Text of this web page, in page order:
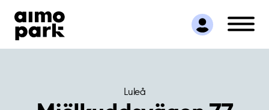
Hitta parkering
Samarbete
Kundservice
Luleå